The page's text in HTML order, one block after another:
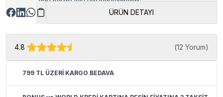
ÜRÜN DETAYI
4.8 (12 Yorum)
799 TL ÜZERİ KARGO BEDAVA